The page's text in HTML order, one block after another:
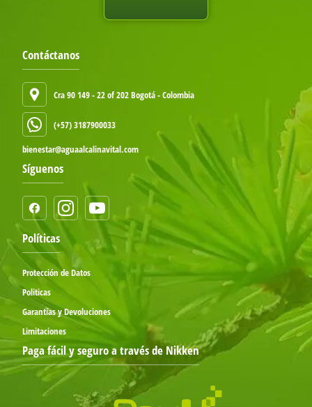
Contáctanos
Cra 90 149 - 22 of 202 Bogotá - Colombia
(+57) 3187900033
bienestar@aguaalcalinavital.com
Síguenos
Políticas
Protección de Datos
Politicas
Garantías y Devoluciones
Limitaciones
Paga fácil y seguro a través de Nikken